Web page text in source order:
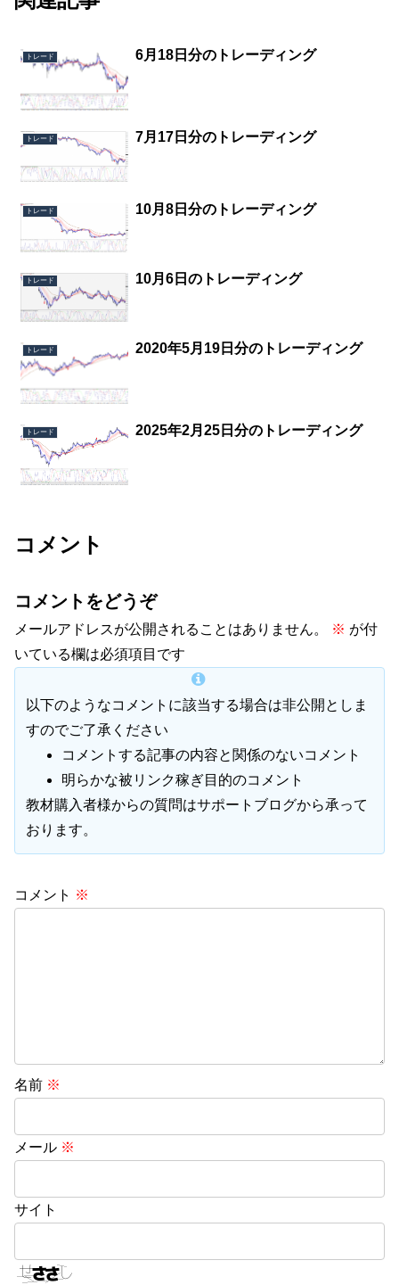
トレード 6月18日分のトレーディング
トレード 7月17日分のトレーディング
トレード 10月8日分のトレーディング
トレード 10月6日のトレーディング
トレード 2020年5月19日分のトレーディング
トレード 2025年2月25日分のトレーディング
コメント
コメントをどうぞ
メールアドレスが公開されることはありません。 ※ が付
いている欄は必須項目です
以下のようなコメントに該当する場合は非公開としま
すのでご了承ください
コメントする記事の内容と関係のないコメント
明らかな被リンク稼ぎ目的のコメント
教材購入者様からの質問はサポートブログから承って
おります。
コメント ※
名前 ※
メール ※
サイト